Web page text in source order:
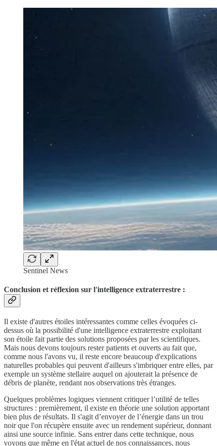
Sentinel News
Conclusion et réflexion sur l'intelligence extraterrestre :
Il existe d'autres étoiles intéressantes comme celles évoquées ci-
dessus où la possibilité d'une intelligence extraterrestre exploitant
son étoile fait partie des solutions proposées par les scientifiques.
Mais nous devons toujours rester patients et ouverts au fait que,
comme nous l'avons vu, il reste encore beaucoup d'explications
naturelles probables qui peuvent d'ailleurs s'imbriquer entre elles, par
exemple un système stellaire auquel on ajouterait la présence de
débris de planète, rendant nos observations très étranges.
Quelques problèmes logiques viennent critiquer l’utilité de telles
structures : premièrement, il existe en théorie une solution apportant
bien plus de résultats. Il s'agit d’envoyer de l’énergie dans un trou
noir que l'on récupère ensuite avec un rendement supérieur, donnant
ainsi une source infinie. Sans entrer dans cette technique, nous
voyons que même en l'état actuel de nos connaissances, nous